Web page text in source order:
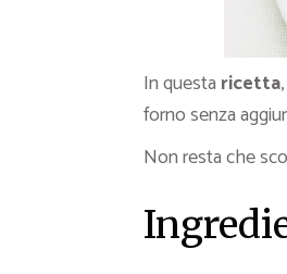
In questa ricetta
forno senza
Non resta che